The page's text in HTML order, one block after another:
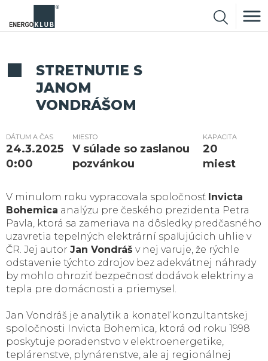
STRETNUTIE S
JANOM
VONDRÁŠOM
DÁTUM A ČAS
24.3.2025
0:00
MIESTO
V súlade so zaslanou
pozvánkou
KAPACITA
20
miest
V minulom roku vypracovala spoločnosť Invicta
Bohemica analýzu pre českého prezidenta Petra
Pavla, ktorá sa zameriava na dôsledky predčasného
uzavretia tepelných elektrární spaľujúcich uhlie v
ČR. Jej autor Jan Vondráš v nej varuje, že rýchle
odstavenie týchto zdrojov bez adekvátnej náhrady
by mohlo ohroziť bezpečnosť dodávok elektriny a
tepla pre domácnosti a priemysel.
Jan Vondráš je analytik a konateľ konzultantskej
spoločnosti Invicta Bohemica, ktorá od roku 1998
poskytuje poradenstvo v elektroenergetike,
teplárenstve, plynárenstve, ale aj regionálnej